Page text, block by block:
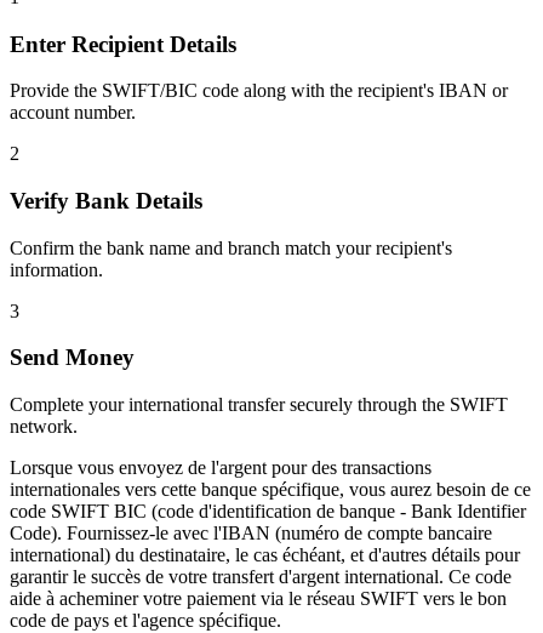
Enter Recipient Details
Provide the SWIFT/BIC code along with the recipient's IBAN or
account number.
2
Verify Bank Details
Confirm the bank name and branch match your recipient's
information.
3
Send Money
Complete your international transfer securely through the SWIFT
network.
Lorsque vous envoyez de l'argent pour des transactions
internationales vers cette banque spécifique, vous aurez besoin de ce
code SWIFT BIC (code d'identification de banque - Bank Identifier
Code). Fournissez-le avec l'IBAN (numéro de compte bancaire
international) du destinataire, le cas échéant, et d'autres détails pour
garantir le succès de votre transfert d'argent international. Ce code
aide à acheminer votre paiement via le réseau SWIFT vers le bon
code de pays et l'agence spécifique.